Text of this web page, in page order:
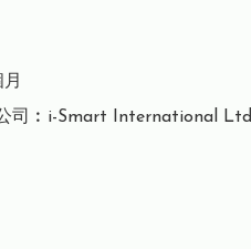
司︰i-Smart International Ltd